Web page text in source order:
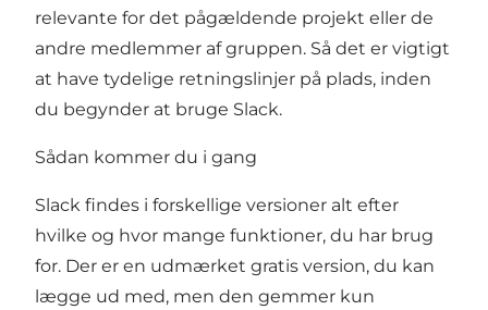
relevante for det pågældende projekt eller de
andre medlemmer af gruppen. Så det er vigtigt
at have tydelige retningslinjer på plads, inden
du begynder at bruge Slack.
Sådan kommer du i gang
Slack findes i forskellige versioner alt efter
hvilke og hvor mange funktioner, du har brug
for. Der er en udmærket gratis version, du kan
lægge ud med, men den gemmer kun